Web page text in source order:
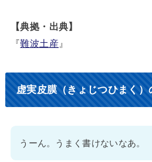
【典拠・出典】
『難波土産』
虚実皮膜（きょじつひまく）
うーん。うまく書けないなあ。